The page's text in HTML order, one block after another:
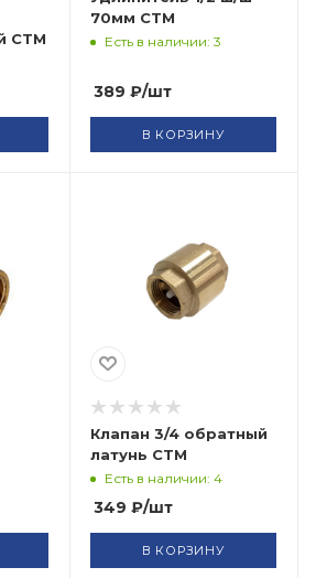
накидной гайкой СТМ
70мм СТМ
Есть в наличии: 3
389 ₽/шт
В КОРЗИНУ
Клапан 3/4 обратный
латунь СТМ
Есть в наличии: 4
349 ₽/шт
В КОРЗИНУ